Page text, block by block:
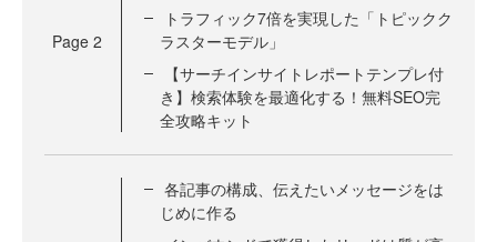
Page 2
トラフィック7倍を実現した「トピックク
ラスターモデル」
【サーチインサイトレポートテンプレ付
き】検索体験を最適化する！無料SEO完
全攻略キット
各記事の構成、伝えたいメッセージをは
じめに作る